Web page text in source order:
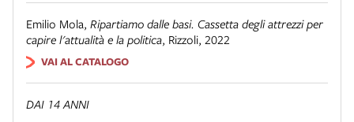
Emilio Mola, Ripartiamo dalle basi. Cassetta degli attrezzi per
capire l'attualità e la politica, Rizzoli, 2022
VAI AL CATALOGO
DAI 14 ANNI